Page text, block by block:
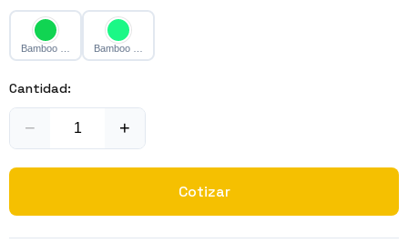
Bamboo Caja 17.3 x 5.3 x 2 cmBamboo Caja 17 x 4 x 2.2 cm
Cantidad:
− +
Cotizar